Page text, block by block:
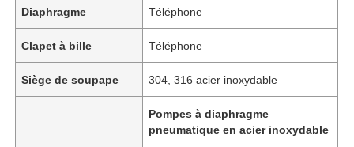
Diaphragme Téléphone
Clapet à bille Téléphone
Siège de soupape 304, 316 acier inoxydable
Pompes à diaphragme
pneumatique en acier inoxydable